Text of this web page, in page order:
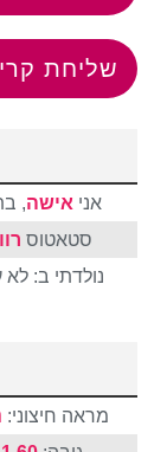
שליחת
אני אישה,
סטאטוס
נולדתי ב: לא
מראה חיצוני: